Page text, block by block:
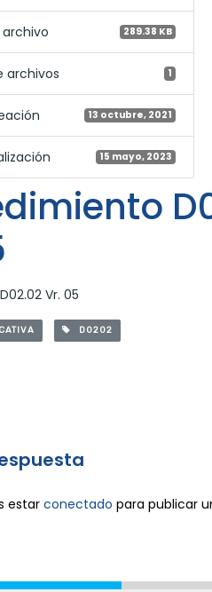
289.38 KB
archivos 1
13 octubre, 2021
15 mayo, 2023
Vr. 05
D0202
estarconectado para publicar